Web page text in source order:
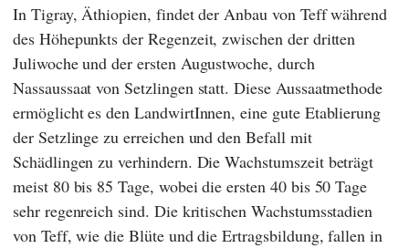
In Tigray, Äthiopien, findet der Anbau von Teff während
des Höhepunkts der Regenzeit, zwischen der dritten
Juliwoche und der ersten Augustwoche, durch
Nassaussaat von Setzlingen statt. Diese Aussaatmethode
ermöglicht es den LandwirtInnen, eine gute Etablierung
der Setzlinge zu erreichen und den Befall mit
Schädlingen zu verhindern. Die Wachstumszeit beträgt
meist 80 bis 85 Tage, wobei die ersten 40 bis 50 Tage
sehr regenreich sind. Die kritischen Wachstumsstadien
von Teff, wie die Blüte und die Ertragsbildung, fallen in